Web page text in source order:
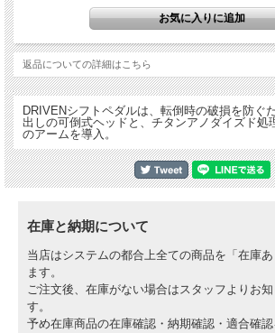
返品についての詳細はこちら
DRIVENシフトペダルは、転倒時の破損を防ぐ
出しの可倒式ヘッドと、チタンアノダイズド処
のアームを導入。
在庫と納期について
当店はシステムの都合上全ての商品を「在庫
ます。
ご注文後、在庫がない場合はスタッフよりお
す。
予め在庫商品の在庫確認・納期確認・適合確